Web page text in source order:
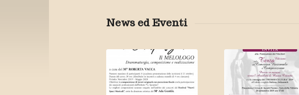
News ed Eventi